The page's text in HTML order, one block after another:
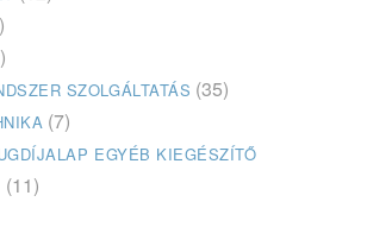
SZOLGÁLTATÁS (35)
(7)
EGYÉB KIEGÉSZÍTŐ
(11)